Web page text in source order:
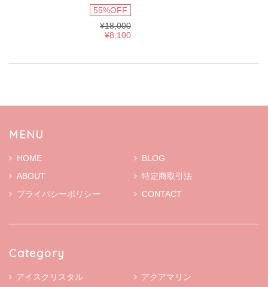
55%OFF
¥18,000
¥8,100
MENU
HOME
BLOG
ABOUT
特定商取引法
プライバシーポリシー
CONTACT
Category
アイスクリスタル
アクアマリン